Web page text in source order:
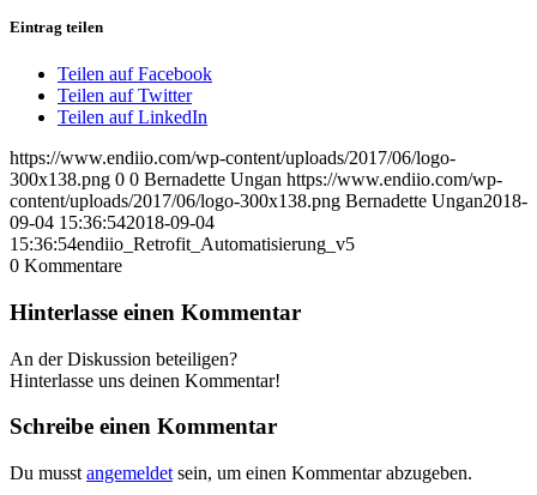
Eintrag teilen
Teilen auf Facebook
Teilen auf Twitter
Teilen auf LinkedIn
https://www.endiio.com/wp-content/uploads/2017/06/logo-
300x138.png 0 0 Bernadette Ungan https://www.endiio.com/wp-
content/uploads/2017/06/logo-300x138.png Bernadette Ungan2018-
09-04 15:36:542018-09-04
15:36:54endiio_Retrofit_Automatisierung_v5
0 Kommentare
Hinterlasse einen Kommentar
An der Diskussion beteiligen?
Hinterlasse uns deinen Kommentar!
Schreibe einen Kommentar
Du musst angemeldet sein, um einen Kommentar abzugeben.